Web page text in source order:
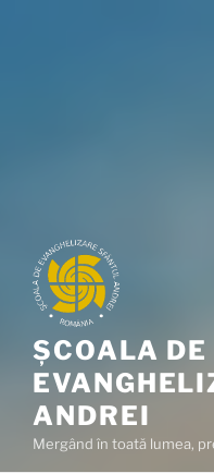
ȘCOALA DE
ANDREI
Mergând în toată lumea,